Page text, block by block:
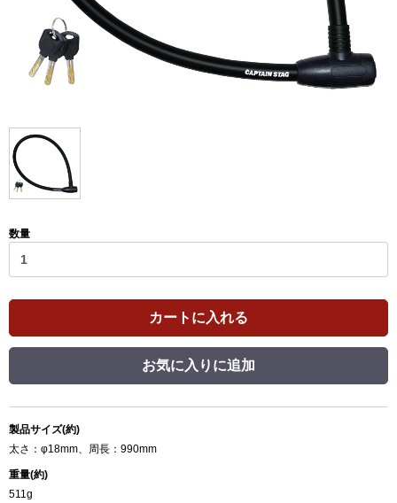
数量
カートに入れる
お気に入りに追加
製品サイズ(約)
太さ：φ18mm、周長：990mm
重量(約)
511g